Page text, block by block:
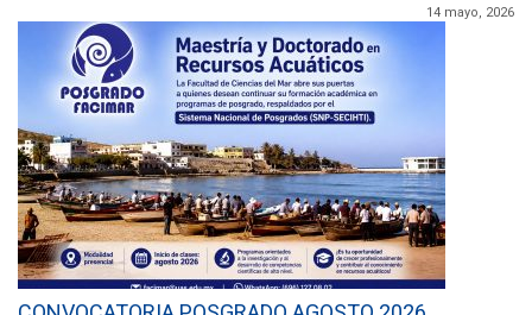
14 mayo, 2026